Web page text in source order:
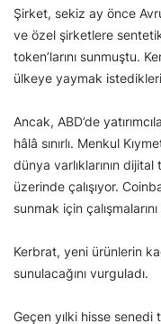
Şirket, sekiz ay önce
ve özel şirketlere
token’larını sunmuştu.
ülkeye yaymak
Ancak, ABD’de
hâlâ sınırlı. Menkul
dünya varlıklarının
üzerinde çalışıyor.
sunmak için
Kerbrat, yeni ürünlerin
sunulacağını vurguladı.
Geçen yılki hisse senedi